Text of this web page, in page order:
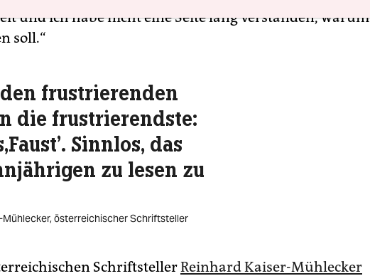
und ich habe nicht eine Seite lang verstanden, warum
soll.“
frustrierenden
die frustrierendste:
Sinnlos, das
zu lesen zu
Mühlecker, österreichischer Schriftsteller
SchriftstellerReinhard Kaiser-Mühlecker